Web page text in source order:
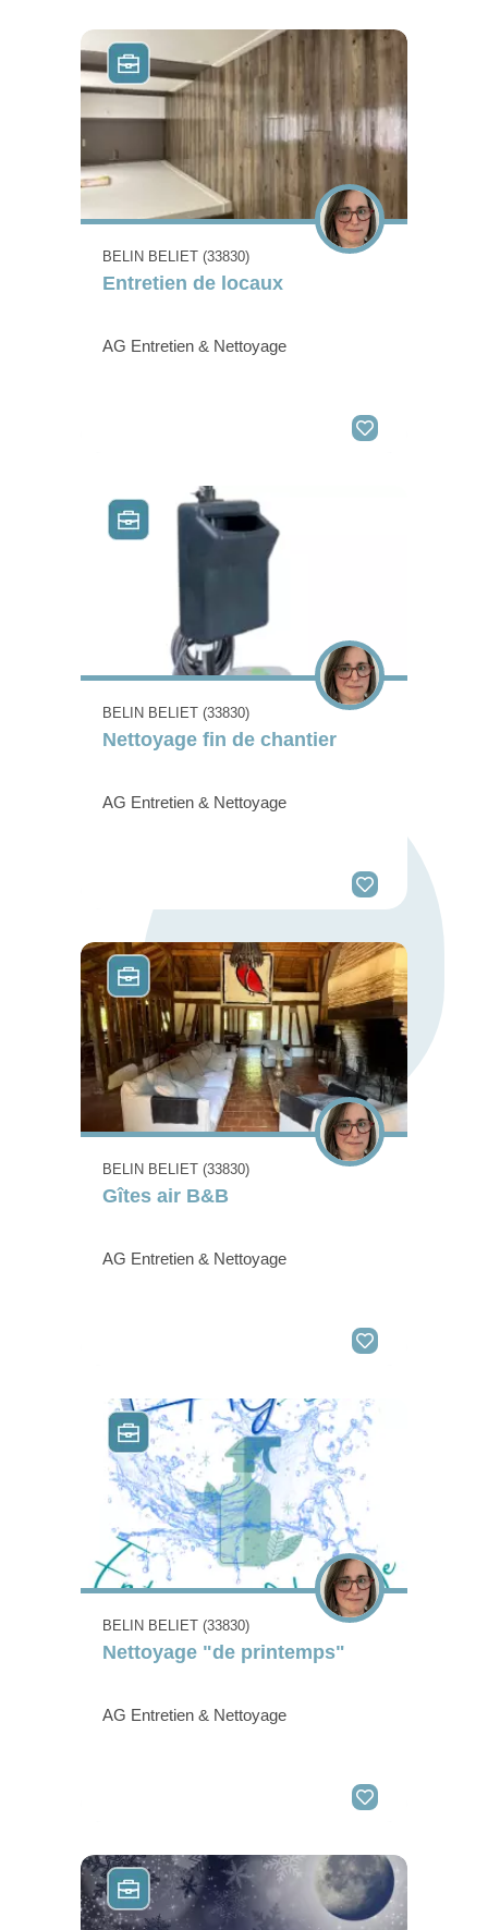
BELIN BELIET (33830)
Entretien de locaux
AG Entretien & Nettoyage
BELIN BELIET (33830)
Nettoyage fin de chantier
AG Entretien & Nettoyage
BELIN BELIET (33830)
Gîtes air B&B
AG Entretien & Nettoyage
BELIN BELIET (33830)
Nettoyage "de printemps"
AG Entretien & Nettoyage